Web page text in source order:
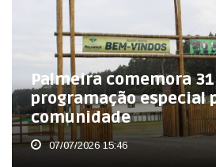
Palmeira comemora
programação especial
comunidade
07/07/2026 15:46